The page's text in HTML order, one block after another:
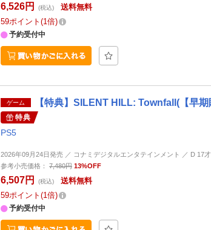
6,526円 (税込)
送料無料
59ポイント 1倍
予約受付中
ゲーム 【特典】SILENT HILL: Townfall(【早
特典
PS5
2026年09月24日発売 ／ コナミデジタルエンタテインメント ／ D 17
参考小売価格：
7,480円 13%OFF
6,507円 (税込)
送料無料
59ポイント 1倍
予約受付中